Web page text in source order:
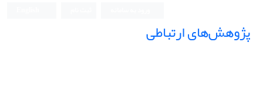
پژوهش‌های ارتباطی